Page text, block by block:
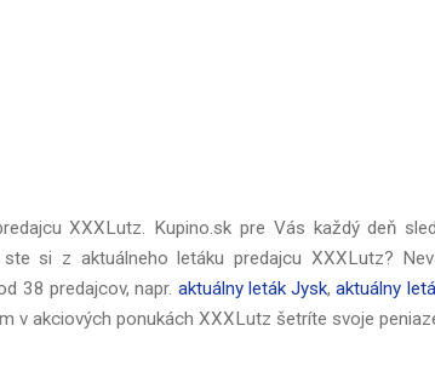
XXXLutz. Kupino.sk pre Vás každý deň
si z aktuálneho letáku predajcu XXXLutz?
38 predajcov, napr. aktuálny leták Jysk,aktuálny
v akciových ponukách XXXLutz šetríte svoje